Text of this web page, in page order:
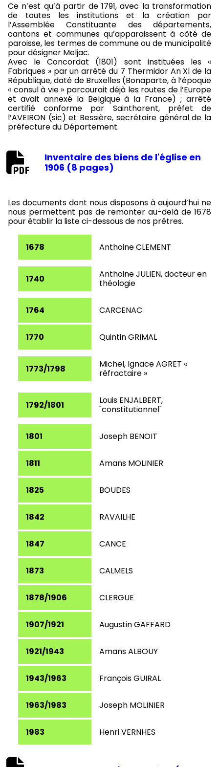
Ce n’est qu’à partir de 1791, avec la transformation
de toutes les institutions et la création par
l’Assemblée Constituante des départements,
cantons et communes qu’apparaissent à côté de
paroisse, les termes de commune ou de municipalité
pour désigner Meljac.
Avec le Concordat (1801) sont instituées les «
Fabriques » par un arrêté du 7 Thermidor An XI de la
République, daté de Bruxelles (Bonaparte, à l’époque
« consul à vie » parcourait déjà les routes de l’Europe
et avait annexé la Belgique à la France) ; arrêté
certifié conforme par Sainthorent, préfet de
l’AVEIRON (sic) et Bessière, secrétaire général de la
préfecture du Département.
Inventaire des biens de l'église en
1906 (8 pages)
Les documents dont nous disposons à aujourd’hui ne
nous permettent pas de remonter au-delà de 1678
pour établir la liste ci-dessous de nos prêtres.
1678 Anthoine CLEMENT
1740
Anthoine JULIEN, docteur en
théologie
1764 CARCENAC
1770 Quintin GRIMAL
1773/1798
Michel, Ignace AGRET «
réfractaire »
1792/1801
Louis ENJALBERT,
"constitutionnel"
1801 Joseph BENOIT
1811 Amans MOLINIER
1825 BOUDES
1842 RAVAILHE
1847 CANCE
1873 CALMELS
1878/1906 CLERGUE
1907/1921 Augustin GAFFARD
1921/1943 Amans ALBOUY
1943/1963 François GUIRAL
1963/1983 Joseph MOLINIER
1983 Henri VERNHES